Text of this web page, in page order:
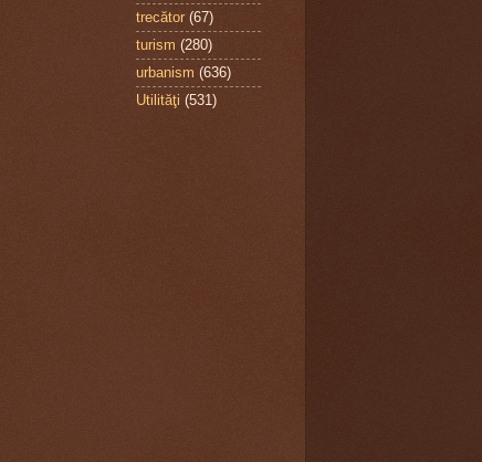
trecător (67)
turism (280)
urbanism (636)
Utilităţi (531)